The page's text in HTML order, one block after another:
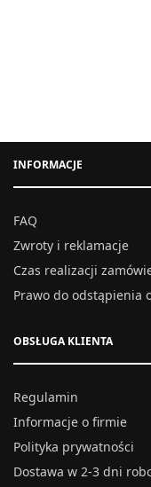
INFORMACJE
FAQ
Zwroty i reklamacje
Czas realizacji
Prawo do odstąpienia
OBSŁUGA KLIENTA
Regulamin
Informacje o firmie
Polityka prywatności
Dostawa w 2-3 dni